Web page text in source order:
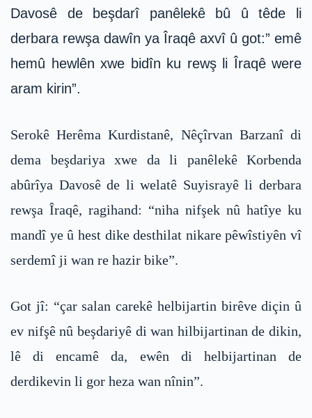
Davosê de beşdarî panêlekê bû û têde li
derbara rewşa dawîn ya Îraqê axvî û got:” emê
hemû hewlên xwe bidîn ku rewş li Îraqê were
aram kirin”.
Serokê Herêma Kurdistanê, Nêçîrvan Barzanî di
dema beşdariya xwe da li panêlekê Korbenda
abûrîya Davosê de li welatê Suyisrayê li derbara
rewşa Îraqê, ragihand: “niha nifşek nû hatîye ku
mandî ye û hest dike desthilat nikare pêwîstiyên vî
serdemî ji wan re hazir bike”.
Got jî: “çar salan carekê helbijartin birêve diçin û
ev nifşê nû beşdariyê di wan hilbijartinan de dikin,
lê di encamê da, ewên di helbijartinan de
derdikevin li gor heza wan nînin”.